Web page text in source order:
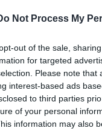
Not Process My
out of the sale,
for targeted
Please note
interest-based ads
to third parties
of your personal
information may also